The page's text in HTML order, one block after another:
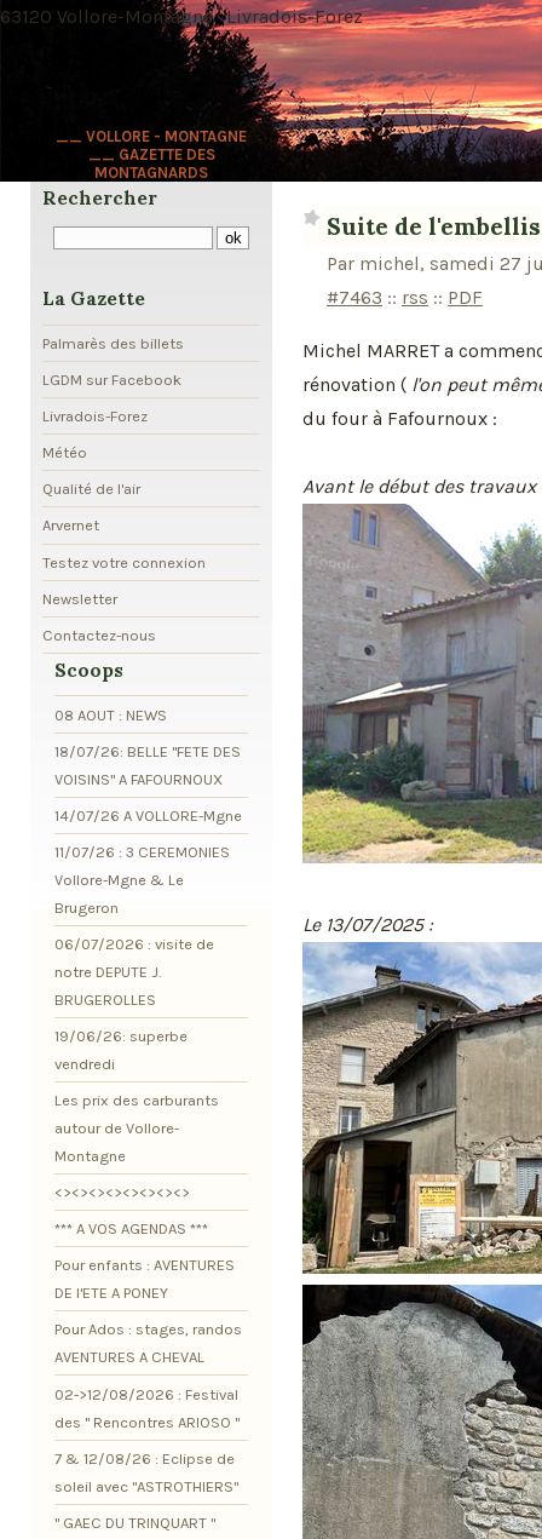
__ VOLLORE - MONTAGNE
__ GAZETTE DES
MONTAGNARDS
63120 Vollore-Montagne · Livradois-Forez
Suite de
Par michel, samedi 27
#7463 :: rss :: PDF
Michel MARRET a
rénovation ( l'on peut
du four à Fafournoux :
Avant le début des travaux
Le 13/07/2025 :
Rechercher
La Gazette
Palmarès des billets
LGDM sur Facebook
Livradois-Forez
Météo
Qualité de l'air
Arvernet
Testez votre connexion
Newsletter
Contactez-nous
Scoops
08 AOUT : NEWS
18/07/26: BELLE "FETE DES
VOISINS" A FAFOURNOUX
14/07/26 A VOLLORE-Mgne
11/07/26 : 3 CEREMONIES
Vollore-Mgne & Le
Brugeron
06/07/2026 : visite de
notre DEPUTE J.
BRUGEROLLES
19/06/26: superbe
vendredi
Les prix des carburants
autour de Vollore-
Montagne
<><><><><><><><>
*** A VOS AGENDAS ***
Pour enfants : AVENTURES
DE l'ETE A PONEY
Pour Ados : stages, randos
AVENTURES A CHEVAL
02->12/08/2026 : Festival
des " Rencontres ARIOSO "
7 & 12/08/26 : Eclipse de
soleil avec "ASTROTHIERS"
" GAEC DU TRINQUART "